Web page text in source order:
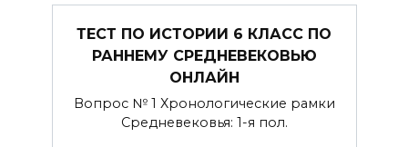
ТЕСТ ПО ИСТОРИИ 6 КЛАСС ПО
РАННЕМУ СРЕДНЕВЕКОВЬЮ
ОНЛАЙН
Вопрос № 1 Хронологические рамки
Средневековья: 1-я пол.